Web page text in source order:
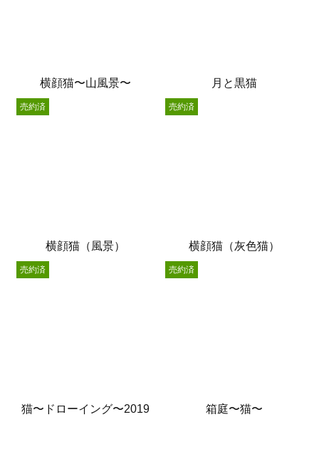
横顔猫〜山風景〜 月と黒猫
横顔猫（風景）
売約済
横顔猫（灰色猫）
売約済
猫〜ドローイング〜2019
売約済
箱庭〜猫〜
売約済